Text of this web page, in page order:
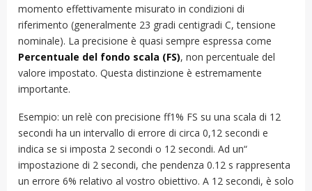
momento effettivamente misurato in condizioni di
riferimento (generalmente 23 gradi centigradi C, tensione
nominale). La precisione è quasi sempre espressa come
Percentuale del fondo scala (FS), non percentuale del
valore impostato. Questa distinzione è estremamente
importante.
Esempio: un relè con precisione ff1% FS su una scala di 12
secondi ha un intervallo di errore di circa 0,12 secondi e
indica se si imposta 2 secondi o 12 secondi. Ad un“
impostazione di 2 secondi, che pendenza 0.12 s rappresenta
un errore 6% relativo al vostro obiettivo. A 12 secondi, è solo